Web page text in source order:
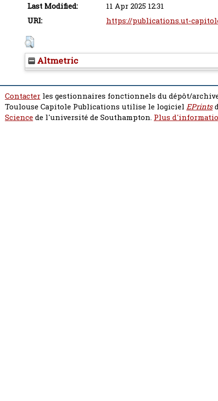
Last Modified:
11 Apr 2025 12:31
URI:
https://publications.ut-
Altmetric
Contacter les gestionnaires fonctionnels du dépôt/
Toulouse Capitole Publications utilise le logiciel EPrints
Sciencede l'université de Southampton. Plus